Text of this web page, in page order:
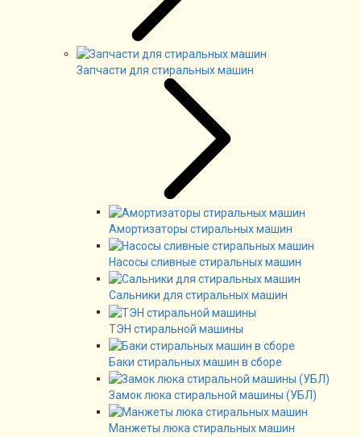
Запчасти для стиральных машин
Амортизаторы стиральных машин
Насосы сливные стиральных машин
Сальники для стиральных машин
ТЭН стиральной машины
Баки стиральных машин в сборе
Замок люка стиральной машины (УБЛ)
Манжеты люка стиральных машин